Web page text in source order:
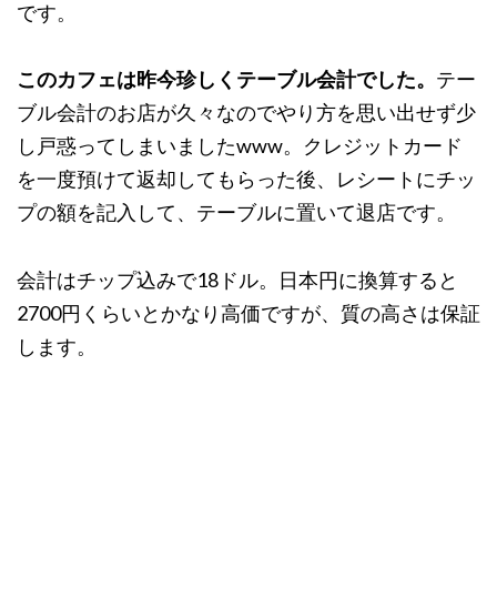
です。
このカフェは昨今珍しくテーブル会計でした。 テー
ブル会計のお店が久々なのでやり方を思い出せず少
し戸惑ってしまいましたwww。クレジットカード
を一度預けて返却してもらった後、レシートにチッ
プの額を記入して、テーブルに置いて退店です。
会計はチップ込みで18ドル。日本円に換算すると
2700円くらいとかなり高価ですが、質の高さは保証
します。